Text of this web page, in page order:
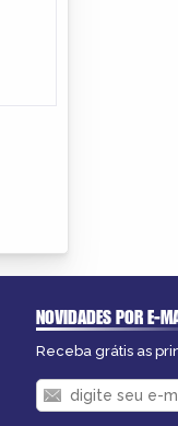
NOVIDADES POR E-
Receba grátis as